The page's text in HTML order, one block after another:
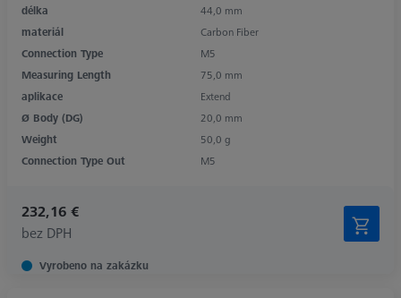
délka
44,0 mm
materiál
Carbon Fiber
Connection Type
M5
Measuring Length
75,0 mm
aplikace
Extend
Ø Body (DG)
20,0 mm
Weight
50,0 g
Connection Type Out
M5
232,16 €
bez DPH
Vyrobeno na zakázku